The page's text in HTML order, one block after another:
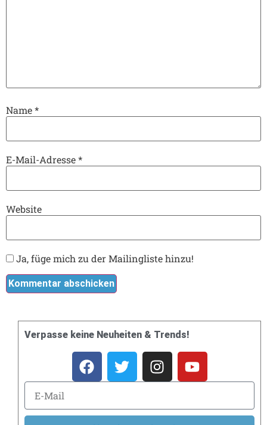
Name*
E-Mail-Adresse*
Website
Ja, füge mich zu der Mailingliste hinzu!
Verpasse keine Neuheiten & Trends!